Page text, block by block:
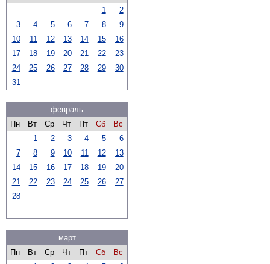
1
2
3
4 5 6 7 8
9
10
11 12 13 14 15
16
17
18 19 20 21 22
23
24
25 26 27 28 29
30
31
февраль
Пн
Вт Ср Чт Пт Сб
Вс
1
2 3 4 5
6
7
8 9 10 11 12
13
14
15 16 17 18 19
20
21
22 23 24 25 26
27
28
март
Пн
Вт Ср Чт Пт Сб
Вс